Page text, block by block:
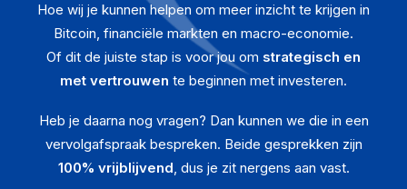
Hoe wij je kunnen helpen om meer inzicht te krijgen in
Bitcoin, financiële markten en macro-economie.
Of dit de juiste stap is voor jou om strategisch en
met vertrouwen te beginnen met investeren.
Heb je daarna nog vragen? Dan kunnen we die in een
vervolgafspraak bespreken. Beide gesprekken zijn
100% vrijblijvend, dus je zit nergens aan vast.